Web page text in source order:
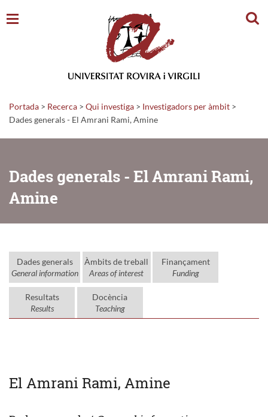
Portada > Recerca > Qui investiga > Investigadors per àmbit >
Dades generals - El Amrani Rami, Amine
Dades generals - El Amrani Rami,
Amine
Dades generals
General information
Àmbits de treball
Areas of interest
Finançament
Funding
Resultats
Results
Docència
Teaching
El Amrani Rami, Amine